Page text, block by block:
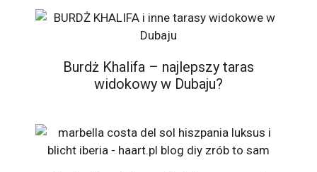
Burdż Khalifa – najlepszy taras
widokowy w Dubaju?